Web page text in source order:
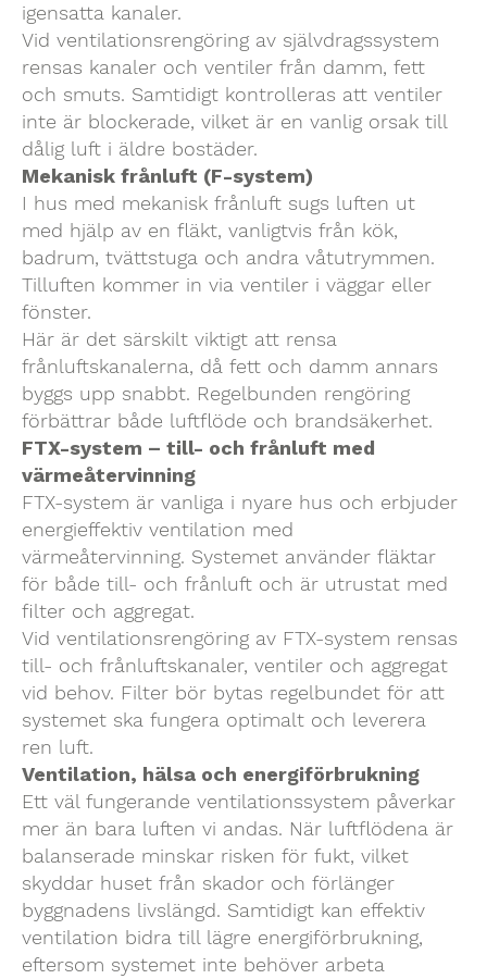
igensatta kanaler.
Vid ventilationsrengöring av självdragssystem
rensas kanaler och ventiler från damm, fett
och smuts. Samtidigt kontrolleras att ventiler
inte är blockerade, vilket är en vanlig orsak till
dålig luft i äldre bostäder.
Mekanisk frånluft (F-system)
I hus med mekanisk frånluft sugs luften ut
med hjälp av en fläkt, vanligtvis från kök,
badrum, tvättstuga och andra våtutrymmen.
Tilluften kommer in via ventiler i väggar eller
fönster.
Här är det särskilt viktigt att rensa
frånluftskanalerna, då fett och damm annars
byggs upp snabbt. Regelbunden rengöring
förbättrar både luftflöde och brandsäkerhet.
FTX-system – till- och frånluft med
värmeåtervinning
FTX-system är vanliga i nyare hus och erbjuder
energieffektiv ventilation med
värmeåtervinning. Systemet använder fläktar
för både till- och frånluft och är utrustat med
filter och aggregat.
Vid ventilationsrengöring av FTX-system rensas
till- och frånluftskanaler, ventiler och aggregat
vid behov. Filter bör bytas regelbundet för att
systemet ska fungera optimalt och leverera
ren luft.
Ventilation, hälsa och energiförbrukning
Ett väl fungerande ventilationssystem påverkar
mer än bara luften vi andas. När luftflödena är
balanserade minskar risken för fukt, vilket
skyddar huset från skador och förlänger
byggnadens livslängd. Samtidigt kan effektiv
ventilation bidra till lägre energiförbrukning,
eftersom systemet inte behöver arbeta